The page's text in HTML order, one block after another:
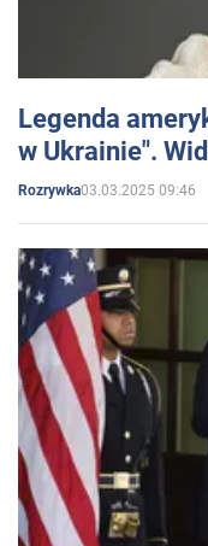
Legenda
w Ukrainie".
Rozrywka03.03.2025 09:46